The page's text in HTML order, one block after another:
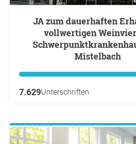
JA zum dauerhaften Erhalt des
vollwertigen
Mistelbach
7.629Unterschriften